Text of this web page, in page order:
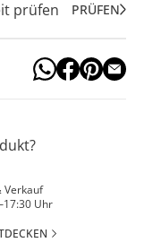
prüfen PRÜFEN
Verkauf
Uhr